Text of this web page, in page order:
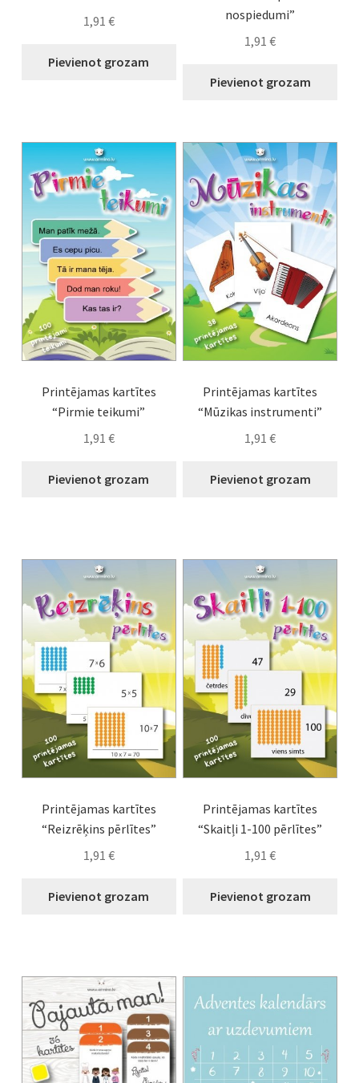
1,91 €
Pievienot grozam
nospiedumi”
1,91€
Pievienot grozam
Printējamas kartītes
“Pirmie teikumi”
1,91 €
Pievienot grozam
Printējamas kartītes
“Mūzikas instrumenti”
1,91€
Pievienot grozam
Printējamas kartītes
“Reizrēķins pērlītes”
1,91 €
Pievienot grozam
Printējamas kartītes
“Skaitļi 1-100 pērlītes”
1,91€
Pievienot grozam